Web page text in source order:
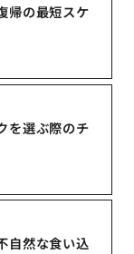
帰の最短スケ
を選ぶ際のチ
自然な食い込